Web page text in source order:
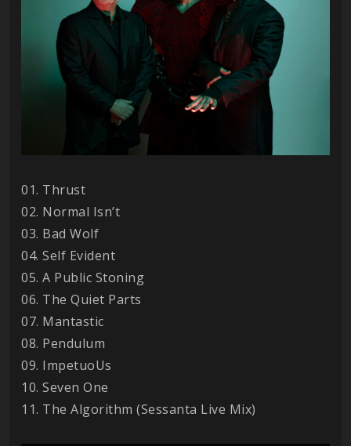
01. Thrust
02. Normal Isn’t
03. Bad Wolf
04. Self Evident
05. A Public Stoning
06. The Quiet Parts
07. Mantastic
08. Pendulum
09. ImpetuoUs
10. Seven One
11. The Algorithm (Sessanta Live Mix)